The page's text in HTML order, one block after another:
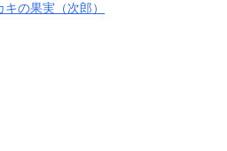
キの果実（次郎）